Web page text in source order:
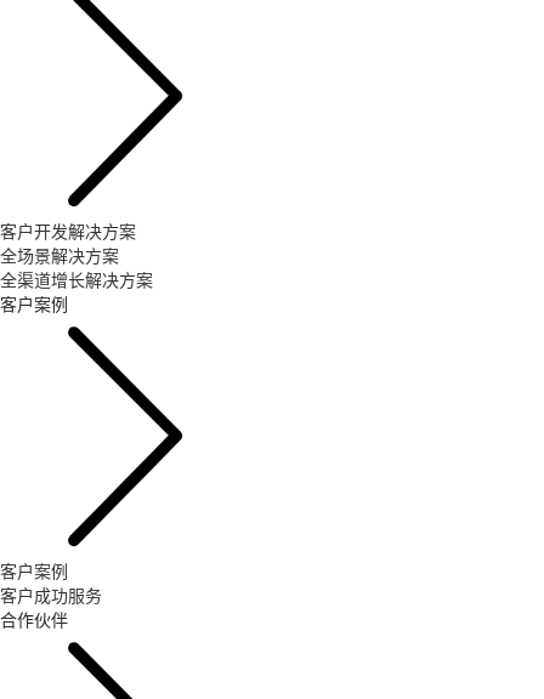
客户开发解决方案
全场景解决方案
全渠道增长解决方案
客户案例
客户案例
客户成功服务
合作伙伴